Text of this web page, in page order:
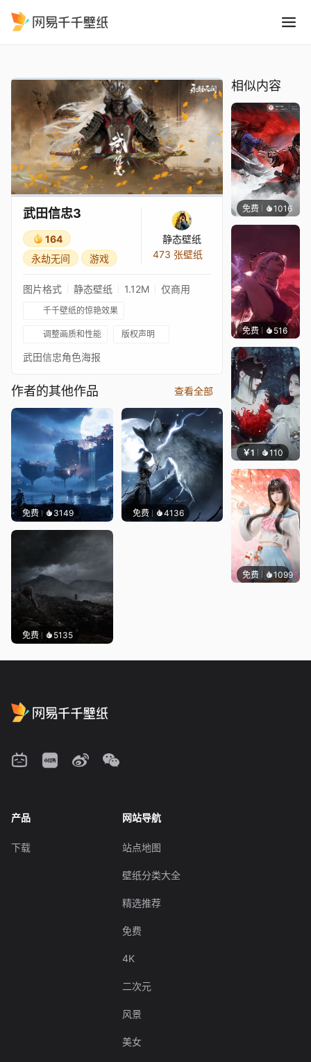
武田信忠3
164
永劫无间
游戏
静态壁纸
473 张壁纸
图片格式 静态壁纸 1.12M 仅商用
千千壁纸的惊艳效果
调整画质和性能 版权声明
武田信忠角色海报
作者的其他作品 查看全部
免费 3149 免费 4136
免费 5135
相似内容
免费 1016
免费 516搬搬
￥1 110 土御
免费 1099静态
产品
下载
网站导航
站点地图
壁纸分类大全
精选推荐
免费
4K
二次元
风景
美女